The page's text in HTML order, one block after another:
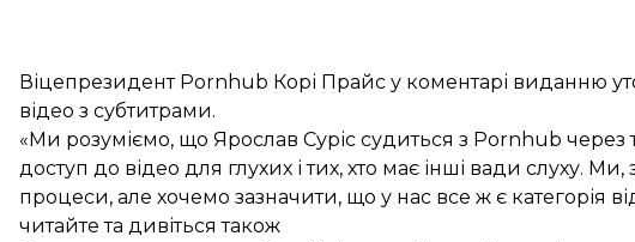
Віцепрезидент Pornhub Корі Прайс у коментарі виданню
відео з субтитрами.
«Ми розуміємо, що Ярослав Суріс судиться з Pornhub
доступ до відео для глухих і тих, хто має інші вади слуху.
процеси, але хочемо зазначити, що у нас все ж є категорія
читайте та дивіться також